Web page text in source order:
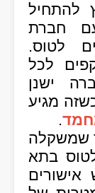
להתחיל
חברת
לטוס.
לכל
ישנן
מגיע
.
שמשקלה
לטוס בתא